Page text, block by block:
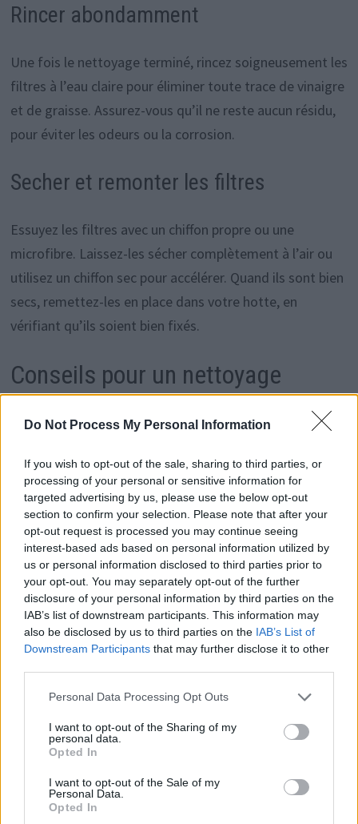
Do Not Process My Personal Information
If you wish to opt-out of the sale, sharing to third parties, or
processing of your personal or sensitive information for
targeted advertising by us, please use the below opt-out
section to confirm your selection. Please note that after your
opt-out request is processed you may continue seeing
interest-based ads based on personal information utilized by
us or personal information disclosed to third parties prior to
your opt-out. You may separately opt-out of the further
disclosure of your personal information by third parties on the
IAB’s list of downstream participants. This information may
also be disclosed by us to third parties on the IAB’s List of
Downstream Participants that may further disclose it to other
Personal Data Processing Opt Outs
I want to opt-out of the Sharing of my
personal data.
Opted In
I want to opt-out of the Sale of my
Personal Data.
Opted In
Rincer abondamment
Une fois le nettoyage terminé, rincez soigneusement les
filtres à l’eau claire pour éliminer toute trace de vinaigre
et de graisse. Assurez-vous qu’il ne reste aucun résidu,
pour éviter les odeurs ou la corrosion.
Secher et remonter les filtres
Essuyez les filtres avec un chiffon propre ou une
microfibre. Laissez-les sécher complètement à l’air ou
utilisez un chiffon sec pour accélérer. Quand ils sont bien
secs, remettez-les en place dans votre hotte, en
vérifiant qu’ils soient bien fixés.
Conseils pour un nettoyage
optimal
de l’usage, pour éviter l’accumulation importante
de graisse.
Évitez les éponges abrasives ou les produits
chimiques agressifs qui pourraient endommager le
métal ou laisser des résidus nocifs.
Pour les filtres très encrassés, répétez l’opération
ou faites tremper plus longtemps, voire utilisez un
dégraissant spécifique si nécessaire.
N’oubliez pas de nettoyer la surface de la hotte et
ses autres composants pour un entretien complet.
Les précautions à prendre lors du
nettoyage